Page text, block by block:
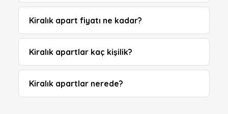
Giriş ve çıkış tarihi
Kişi Sayısı
Kiralık apart fiyatı ne kadar?
Kiralık apartlar kaç kişilik?
Kiralık apartlar nerede?